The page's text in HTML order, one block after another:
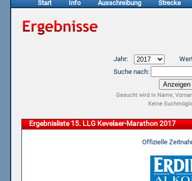
Start Info Ausschreibung Strecke
Jahr:
Suche nach:
Gesucht wird in Name,
Keine
Ergebnisliste 15. LLG Kevelaer-Marathon 2017
Offizielle